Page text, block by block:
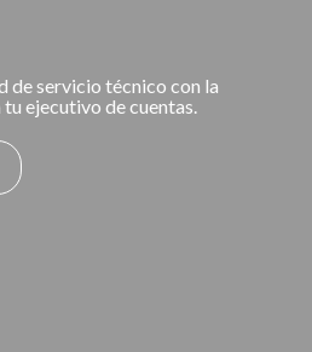
de servicio técnico con la
ejecutivo de cuentas.